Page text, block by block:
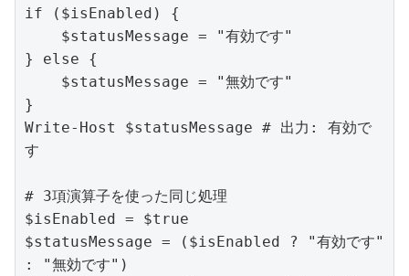
if ($isEnabled) {
} else {
}
Write-Host $statusMessage # 出力: 有効で
す
# 3項演算子を使った同じ処理
$isEnabled = $true
$statusMessage = ($isEnabled ? "有効です"
: "無効です")